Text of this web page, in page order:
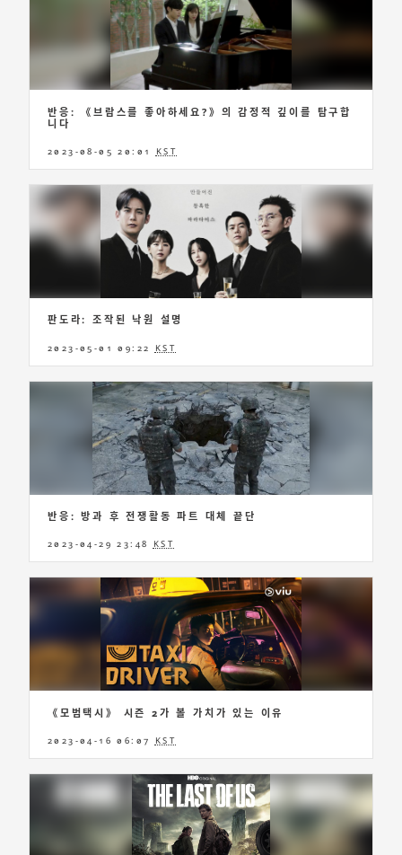
반응: 《브람스를 좋아하세요?》의 감정적 깊이를 탐구합
니다
2023-08-05 20:01 KST
판도라: 조작된 낙원 설명
2023-05-01 09:22 KST
반응: 방과 후 전쟁활동 파트 대체 끝단
2023-04-29 23:48 KST
《모범택시》 시즌 2가 볼 가치가 있는 이유
2023-04-16 06:07 KST